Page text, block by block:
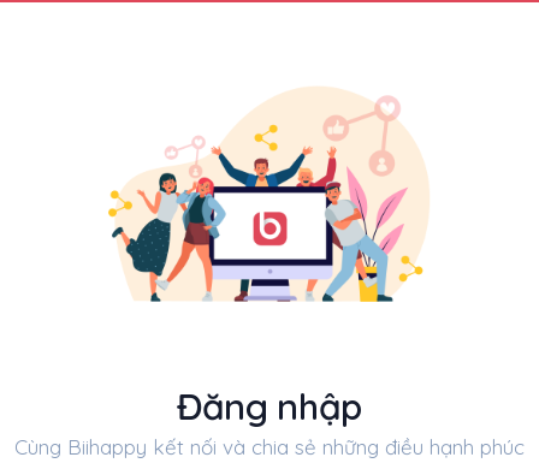
Đăng nhập
Cùng Biihappy kết nối và chia sẻ những điều hạnh phúc